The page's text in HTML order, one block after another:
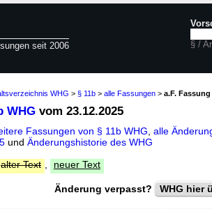
seit 2006 § /
WHG > § 11b > alle Fassungen > a.F. Fassung
WHG vom 23.12.2025
Fassungen von § 11b WHG alle
und Änderungshistorie des WHG
alter Text neuer Text
Änderung verpasst? WHG hier